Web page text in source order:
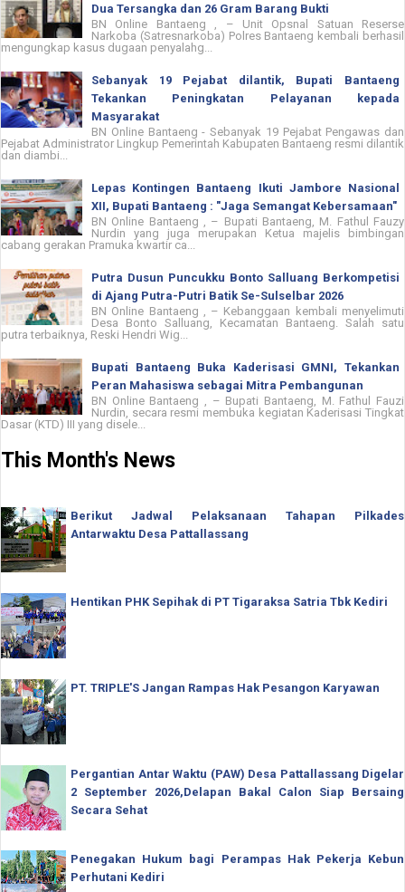
Dua Tersangka dan 26 Gram Barang Bukti
BN Online Bantaeng , – Unit Opsnal Satuan Reserse
Narkoba (Satresnarkoba) Polres Bantaeng kembali berhasil
mengungkap kasus dugaan penyalahg...
Sebanyak 19 Pejabat dilantik, Bupati Bantaeng
Tekankan Peningkatan Pelayanan kepada
Masyarakat
BN Online Bantaeng - Sebanyak 19 Pejabat Pengawas dan
Pejabat Administrator Lingkup Pemerintah Kabupaten Bantaeng resmi dilantik
dan diambi...
Lepas Kontingen Bantaeng Ikuti Jambore Nasional
XII, Bupati Bantaeng : "Jaga Semangat Kebersamaan"
BN Online Bantaeng , – Bupati Bantaeng, M. Fathul Fauzy
Nurdin yang juga merupakan Ketua majelis bimbingan
cabang gerakan Pramuka kwartir ca...
Putra Dusun Puncukku Bonto Salluang Berkompetisi
di Ajang Putra-Putri Batik Se-Sulselbar 2026
BN Online Bantaeng , – Kebanggaan kembali menyelimuti
Desa Bonto Salluang, Kecamatan Bantaeng. Salah satu
putra terbaiknya, Reski Hendri Wig...
Bupati Bantaeng Buka Kaderisasi GMNI, Tekankan
Peran Mahasiswa sebagai Mitra Pembangunan
BN Online Bantaeng , – Bupati Bantaeng, M. Fathul Fauzi
Nurdin, secara resmi membuka kegiatan Kaderisasi Tingkat
Dasar (KTD) III yang disele...
This Month's News
Berikut Jadwal Pelaksanaan Tahapan Pilkades
Antarwaktu Desa Pattallassang
Hentikan PHK Sepihak di PT Tigaraksa Satria Tbk Kediri
PT. TRIPLE'S Jangan Rampas Hak Pesangon Karyawan
Pergantian Antar Waktu (PAW) Desa Pattallassang Digelar
2 September 2026,Delapan Bakal Calon Siap Bersaing
Secara Sehat
Penegakan Hukum bagi Perampas Hak Pekerja Kebun
Perhutani Kediri